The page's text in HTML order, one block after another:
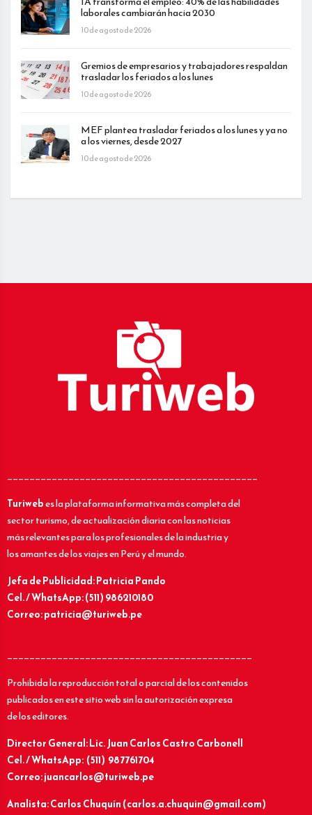
laborales cambiarán hacia 2030
10 de agosto de 2026
Gremios de empresarios y trabajadores respaldan
trasladar los feriados a los lunes
10 de agosto de 2026
MEF plantea trasladar feriados a los lunes y ya no
a los viernes, desde 2027
10 de agosto de 2026
_____________________________________________
Turiwebes la plataforma informativa más completa del
sector turismo, de actualización diaria con las noticias
más relevantes para los profesionales de la industria y
los amantes de los viajes en Perú y el mundo.
Jefa de Publicidad: Patricia Pando
Cel. / WhatsApp: (511) 986210180
Correo: patricia@turiweb.pe
____________________________________________
Prohibida la reproducción total o parcial de los contenidos
publicados en este sitio web sin la autorización expresa
de los editores.
Director General: Lic.Juan Carlos Castro Carbonell
Cel. / WhatsApp: (511) 987761704
Correo: juancarlos@turiweb.pe
Analista: Carlos Chuquín (carlos.a.chuquin@gmail.com)